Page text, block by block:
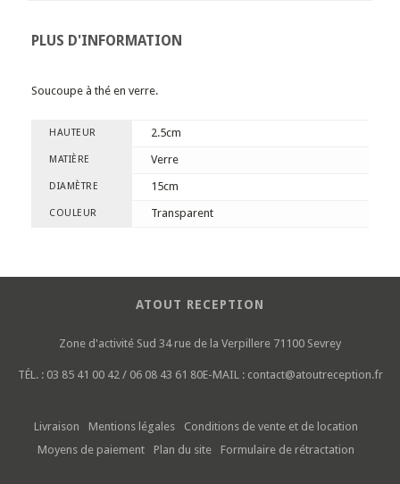
PLUS D'INFORMATION
Soucoupe à thé en verre.
HAUTEUR 2.5cm
MATIÈRE Verre
DIAMÈTRE 15cm
COULEUR Transparent
ATOUT RECEPTION
Zone d'activité Sud 34 rue de la Verpillere 71100 Sevrey
TÉL. : 03 85 41 00 42 / 06 08 43 61 80E-MAIL : contact@atoutreception.fr
Livraison Mentions légales
Conditions de vente et de location
Moyens de paiement
Plan du site Formulaire de rétractation